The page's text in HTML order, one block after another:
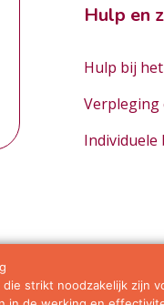
Hulp en
Hulp bij
Individuele
strikt noodzakelijk zijn